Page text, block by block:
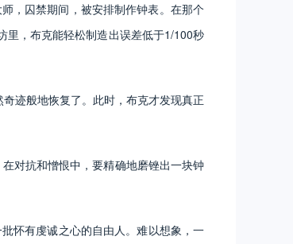
，囚禁期间，被安排制作钟表。在那个
里，布克能轻松制造出误差低于1/100秒
迹般地恢复了。此时，布克才发现真正
对抗和憎恨中，要精确地磨锉出一块钟
怀有虔诚之心的自由人。难以想象，一